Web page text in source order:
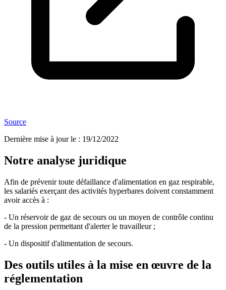
Source
Dernière mise à jour le : 19/12/2022
Notre analyse juridique
Afin de prévenir toute défaillance d'alimentation en gaz respirable,
les salariés exerçant des activités hyperbares doivent constamment
avoir accès à :
- Un réservoir de gaz de secours ou un moyen de contrôle continu
de la pression permettant d'alerter le travailleur ;
- Un dispositif d'alimentation de secours.
Des outils utiles à la mise en œuvre de la
réglementation